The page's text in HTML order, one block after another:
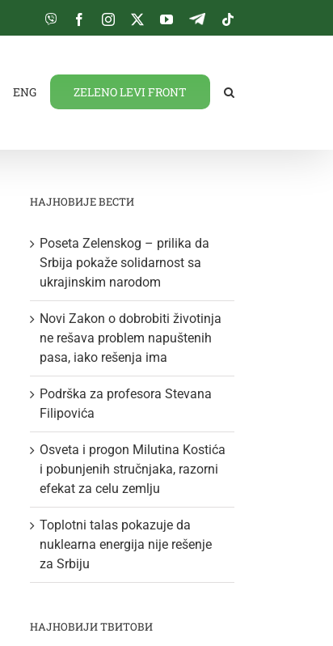
Viber FacebookInstagram
TwitterYouTube
Telegram
ENG ZELENO LEVI FRONT
НАЈНОВИЈЕ ВЕСТИ
Poseta Zelenskog – prilika da
Srbija pokaže solidarnost sa
ukrajinskim narodom
Novi Zakon o dobrobiti životinja
ne rešava problem napuštenih
pasa, iako rešenja ima
Podrška za profesora Stevana
Filipovića
Osveta i progon Milutina Kostića
i pobunjenih stručnjaka, razorni
efekat za celu zemlju
Toplotni talas pokazuje da
nuklearna energija nije rešenje
za Srbiju
НАЈНОВИЈИ ТВИТОВИ